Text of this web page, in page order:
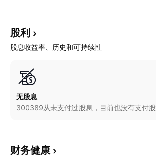
股利
股息收益率、历史和可持续性
无股息
300389从未支付过股息，目前也没有支付股
财务健康